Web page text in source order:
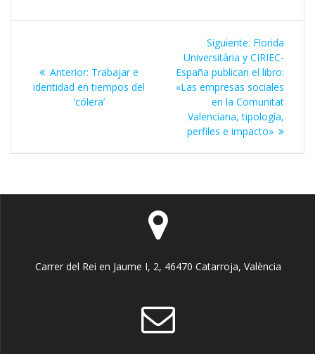
de
entradas
Anterior: Entrada
anterior:
Trabajar e
identidad en tiempos del
‘cólera’
Siguiente: Siguiente
entrada:
Florida
Universitària y CIRIEC-
España publican el libro:
«Las empresas sociales
en la Comunitat
Valenciana, tipología,
perfiles e impacto»
Carrer del Rei en Jaume I, 2, 46470 Catarroja, València